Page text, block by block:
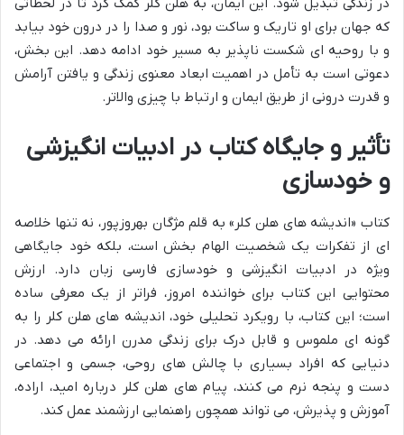
در زندگی تبدیل شود. این ایمان، به هلن کلر کمک کرد تا در لحظاتی
که جهان برای او تاریک و ساکت بود، نور و صدا را در درون خود بیابد
و با روحیه ای شکست ناپذیر به مسیر خود ادامه دهد. این بخش،
دعوتی است به تأمل در اهمیت ابعاد معنوی زندگی و یافتن آرامش
و قدرت درونی از طریق ایمان و ارتباط با چیزی والاتر.
تأثیر و جایگاه کتاب در ادبیات انگیزشی
و خودسازی
کتاب «اندیشه های هلن کلر» به قلم مژگان بهروزپور، نه تنها خلاصه
ای از تفکرات یک شخصیت الهام بخش است، بلکه خود جایگاهی
ویژه در ادبیات انگیزشی و خودسازی فارسی زبان دارد. ارزش
محتوایی این کتاب برای خواننده امروز، فراتر از یک معرفی ساده
است؛ این کتاب، با رویکرد تحلیلی خود، اندیشه های هلن کلر را به
گونه ای ملموس و قابل درک برای زندگی مدرن ارائه می دهد. در
دنیایی که افراد بسیاری با چالش های روحی، جسمی و اجتماعی
دست و پنجه نرم می کنند، پیام های هلن کلر درباره امید، اراده،
آموزش و پذیرش، می تواند همچون راهنمایی ارزشمند عمل کند.